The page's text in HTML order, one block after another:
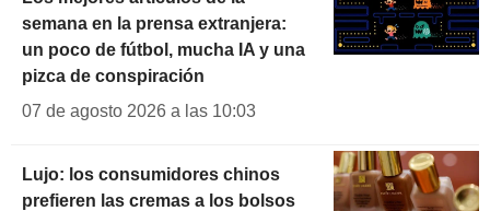
semana en la prensa extranjera:
un poco de fútbol, mucha IA y una
pizca de conspiración
07 de agosto 2026 a las 10:03
Lujo: los consumidores chinos
prefieren las cremas a los bolsos